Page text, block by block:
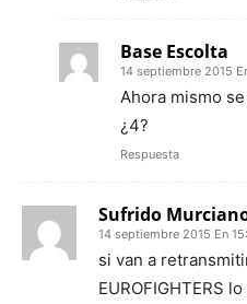
Base Escolta
14 septiembre 2015
Ahora mismo
¿4?
Respuesta
Sufrido
14 septiembre 2015 En
si van a
EUROFIGHTERS